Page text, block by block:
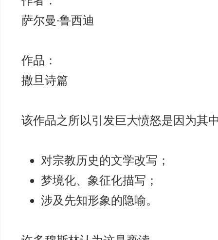
萨尔曼·鲁西迪
作品：
撒旦诗篇
该作品之所以引发巨大愤怒是因为其
对宗教历史的文学改写；
梦境化、象征化描写；
涉及先知形象的隐喻。